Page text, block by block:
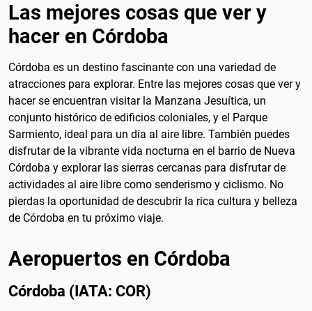
Las mejores cosas que ver y
hacer en Córdoba
Córdoba es un destino fascinante con una variedad de
atracciones para explorar. Entre las mejores cosas que ver y
hacer se encuentran visitar la Manzana Jesuítica, un
conjunto histórico de edificios coloniales, y el Parque
Sarmiento, ideal para un día al aire libre. También puedes
disfrutar de la vibrante vida nocturna en el barrio de Nueva
Córdoba y explorar las sierras cercanas para disfrutar de
actividades al aire libre como senderismo y ciclismo. No
pierdas la oportunidad de descubrir la rica cultura y belleza
de Córdoba en tu próximo viaje.
Aeropuertos en Córdoba
Córdoba (IATA: COR)